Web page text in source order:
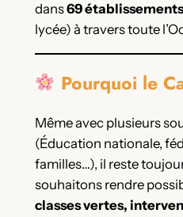
dans69 établissements
lycée) à travers toute
Pourquoi le
Même avec plusieurs
(Éducation nationale,
familles…), il reste
souhaitons rendre
classes vertes,